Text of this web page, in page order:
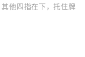
他四指在下，托住牌